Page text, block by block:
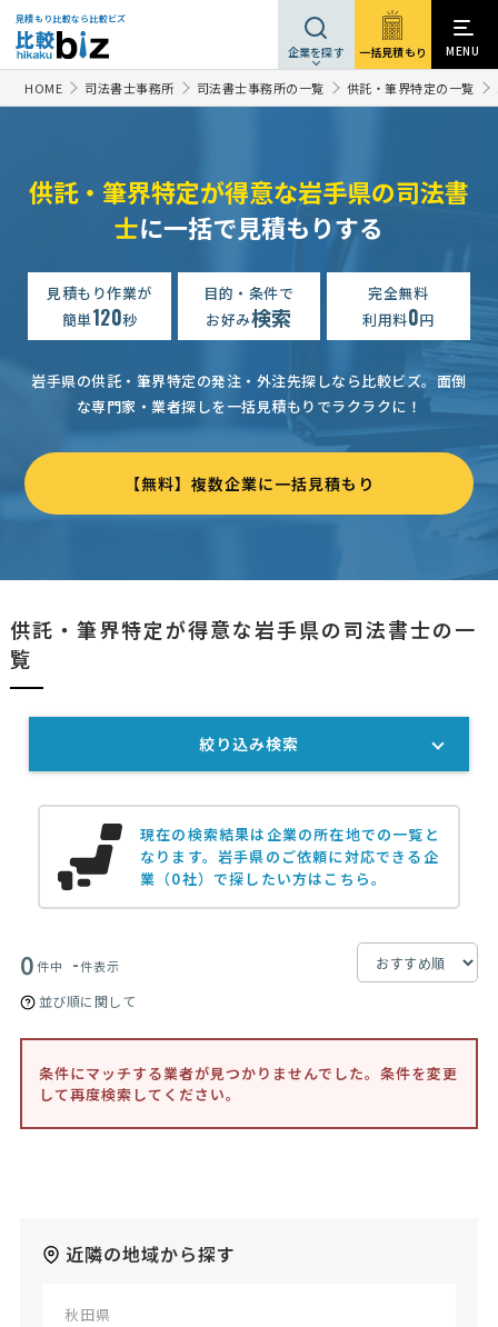
見積もり比較なら比較ビズ
企業を探す 一括見積もり MENU
HOME 司法書士事務所 司法書士事務所の一覧 供託・筆界特定の一覧
供託・筆界特定が得意な岩手県の司法書
士に一括で見積もりする
見積もり作業が
簡単120秒
目的・条件で
お好み検索
完全無料
利用料0円
岩手県の供託・筆界特定の発注・外注先探しなら比較ビズ。 面倒
な専門家・業者探しを一括見積もりでラクラクに！
【無料】複数企業に一括見積もり
供託・筆界特定が得意な岩手県の司法書士の一
覧
現在の検索結果は企業の所在地での一覧と
なります。岩手県のご依頼に対応できる企
業（0社）で探したい方はこちら。
0件中 -件表示
並び順に関して
条件にマッチする業者が見つかりませんでした。条件を変更
して再度検索してください。
近隣の地域から探す
秋田県
絞り込み検索